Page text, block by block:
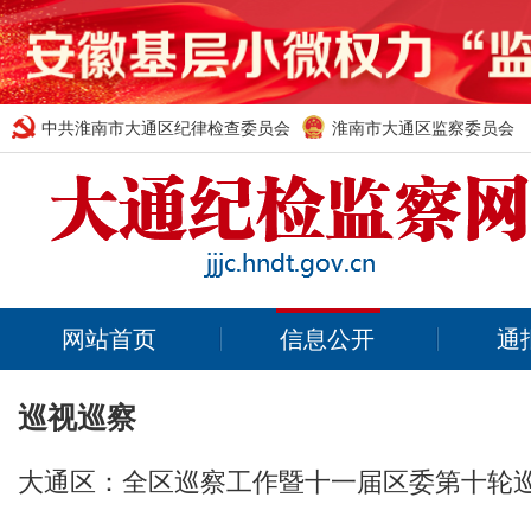
中共淮南市大通区纪律检查委员会 淮南市大通区监察委员会
网站首页 信息公开 通
巡视巡察
大通区：全区巡察工作暨十一届区委第十轮